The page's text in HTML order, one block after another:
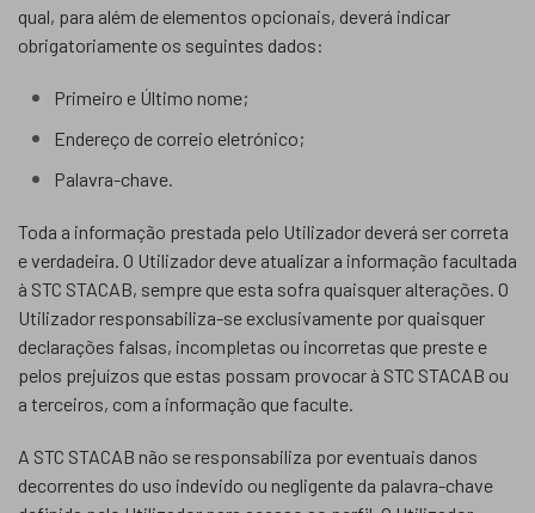
qual, para além de elementos opcionais, deverá indicar
obrigatoriamente os seguintes dados:
Primeiro e Último nome;
Endereço de correio eletrónico;
Palavra-chave.
Toda a informação prestada pelo Utilizador deverá ser correta
e verdadeira. O Utilizador deve atualizar a informação facultada
à STC STACAB, sempre que esta sofra quaisquer alterações. O
Utilizador responsabiliza-se exclusivamente por quaisquer
declarações falsas, incompletas ou incorretas que preste e
pelos prejuízos que estas possam provocar à STC STACAB ou
a terceiros, com a informação que faculte.
A STC STACAB não se responsabiliza por eventuais danos
decorrentes do uso indevido ou negligente da palavra-chave